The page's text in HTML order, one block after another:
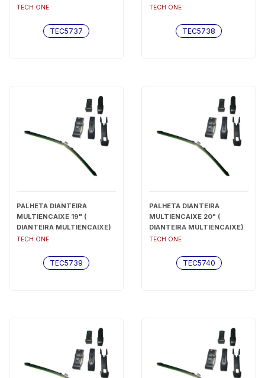
- TEC5737
TECH ONE
TEC5737
- TEC5738
TECH ONE
TEC5738
PALHETA DIANTEIRA
MULTIENCAIXE 19" (
DIANTEIRA MULTIENCAIXE)
- TEC5739
TECH ONE
TEC5739
PALHETA DIANTEIRA
MULTIENCAIXE 20" (
DIANTEIRA MULTIENCAIXE)
- TEC5740
TECH ONE
TEC5740